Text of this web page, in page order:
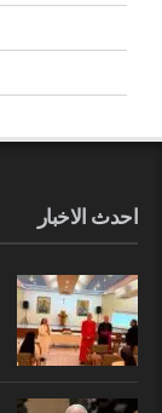
احدث الاخبار